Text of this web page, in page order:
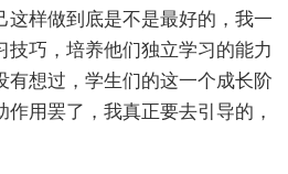
这样做到底是不是最好的，我一
技巧，培养他们独立学习的能力
有想过，学生们的这一个成长阶
用罢了，我真正要去引导的，